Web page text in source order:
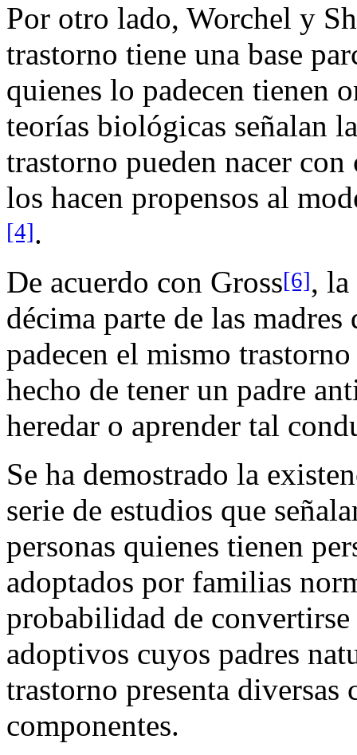
Por otro lado, Worchel y
trastorno tiene una base
quienes lo padecen tienen
teorías biológicas señalan
trastorno pueden nacer
los hacen propensos al
[4].
De acuerdo con Gross[6], la
décima parte de las
padecen el mismo
hecho de tener un padre
heredar o aprender tal
Se ha demostrado la
serie de estudios que
personas quienes tienen
adoptados por familias
probabilidad de
adoptivos cuyos padres
trastorno presenta diversas
componentes.